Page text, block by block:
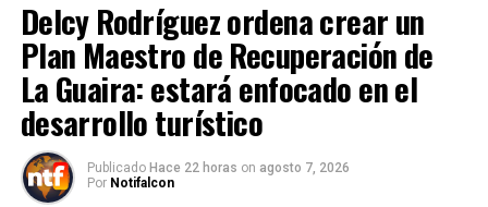
Delcy Rodríguez ordena crear un
Plan Maestro de Recuperación de
La Guaira: estará enfocado en el
desarrollo turístico
Publicado Hace 22 horas on agosto 7, 2026
Por Notifalcon